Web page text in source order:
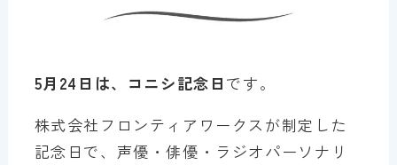
5月24日は、コニシ記念日 です。
株式会社フロンティアワークスが制定した
記念日で、声優・俳優・ラジオパーソナリ